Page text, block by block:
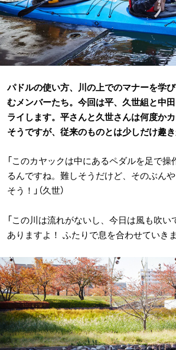
パドルの使い方、川の上でのマナーを学
むメンバーたち。今回は平、久世組と中
ライします。平さんと久世さんは何度か
そうですが、従来のものとは少しだけ趣き
「このカヤックは中にあるペダルを足で
るんですね。難しそうだけど、そのぶん
そう！」（久世）
「この川は流れがないし、今日は風も吹
ありますよ！ ふたりで息を合わせていきま